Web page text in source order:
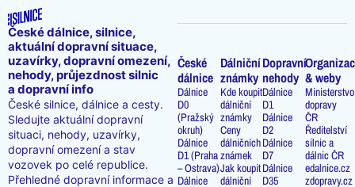
České dálnice, silnice,
aktuální dopravní situace,
uzavírky, dopravní omezení,
nehody, průjezdnost silnic
a dopravní info
České silnice, dálnice a cesty.
Sledujte aktuální dopravní
situaci, nehody, uzavírky,
dopravní omezení a stav
vozovek po celé republice.
Přehledné dopravní informace a
České
dálnice
Dálnice
D0
(Pražský
okruh)
Dálnice
D1 (Praha
– Ostrava)
Dálnice
Dálniční
známky
Kde koupit
dálniční
známky
Ceny
dálničních
známek
Jak koupit
dálniční
Dopravní
nehody
Dálnice
D1
Dálnice
D2
Dálnice
D7
Dálnice
D35
& weby
Ministerstvo
dopravy
ČR
Ředitelství
silnic a
dálnic ČR
edalnice.cz
zdopravy.cz